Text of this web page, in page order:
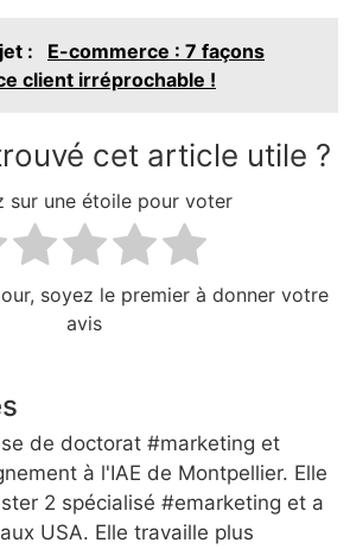
:
E-commerce : 7 façons
client irréprochable !
cet article utile ?
sur une étoile pour voter
soyez le premier à donner votre
avis
de doctorat #marketing et
à l'IAE de Montpellier. Elle
2 spécialisé #emarketing et a
USA. Elle travaille plus